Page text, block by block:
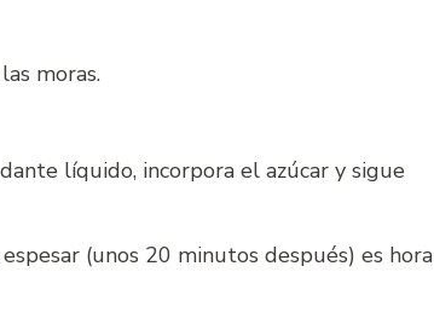
moras.
líquido, incorpora el azúcar y sigue
(unos 20 minutos después) es hora